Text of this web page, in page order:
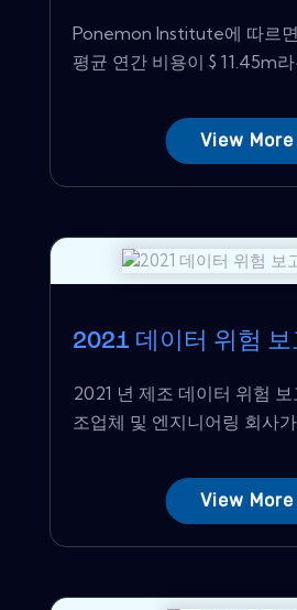
Ponemon Institute에 따르
평균 연간 비용이 $ 11.45m라
View More
2021 데이터 위험 보
2021 년 제조 데이터 위험
조업체 및 엔지니어링 회사가
View More